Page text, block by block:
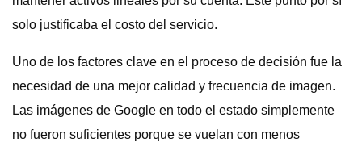
solo justificaba el costo del servicio.
Uno de los factores clave en el proceso de decisión fue la
necesidad de una mejor calidad y frecuencia de imagen.
Las imágenes de Google en todo el estado simplemente
no fueron suficientes porque se vuelan con menos